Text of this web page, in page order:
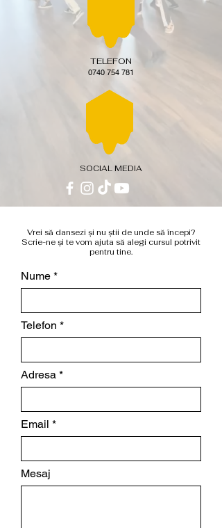
TELEFON
0740 754 781
SOCIAL MEDIA
Vrei să dansezi și nu știi de unde să începi?
Scrie-ne și te vom ajuta să alegi cursul potrivit
pentru tine.
Nume
Telefon
Adresa
Email
Mesaj